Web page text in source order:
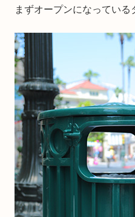
まずオープンになっている